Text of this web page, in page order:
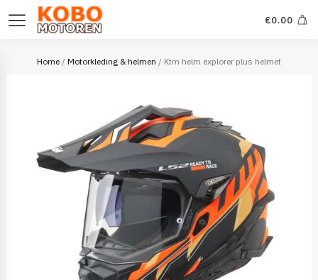
€0.00
Home / Motorkleding & helmen / Ktm helm explorer plus helmet